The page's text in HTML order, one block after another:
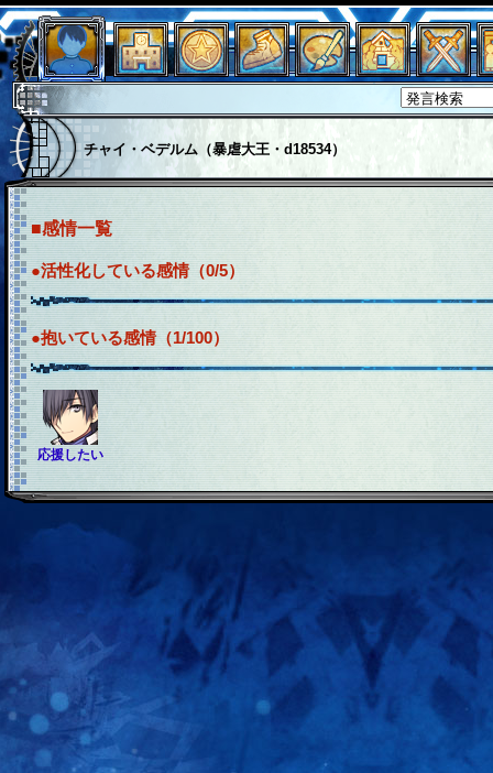
チャイ・ベデルム（暴虐大王・d18534）
■感情一覧
●活性化している感情（0/5）
●抱いている感情（1/100）
応援したい